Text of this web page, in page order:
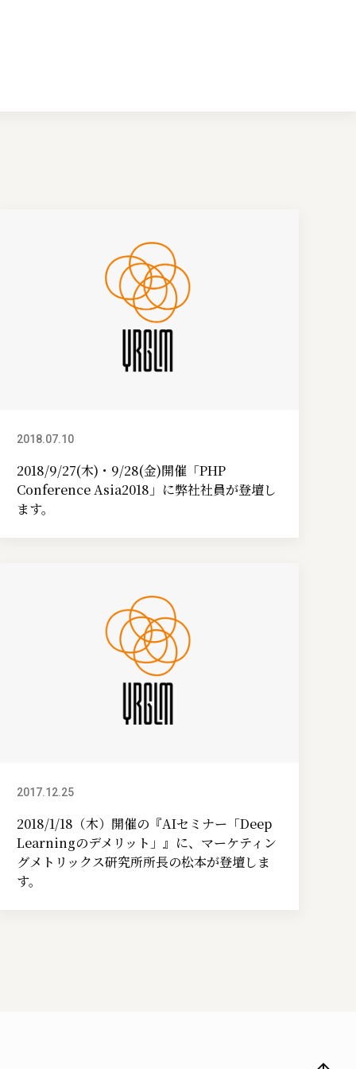
2018.07.10
2018/9/27(木)・9/28(金)開催「PHP
Conference Asia2018」に弊社社員が登壇し
ます。
2017.12.25
2018/1/18（木）開催の『AIセミナー「Deep
Learningのデメリット」』に、マーケティン
グメトリックス研究所所長の松本が登壇しま
す。